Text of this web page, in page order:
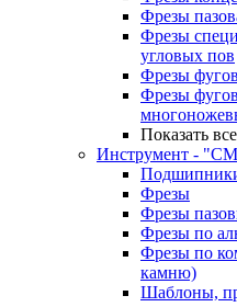
Фрезы
Фрезы
угловых пов
Фрезы
Фрезы
Показать все
Инструмент -
Фрезы
Фрезы
Фрезы по
Фрезы по
камню)
Шаблоны,